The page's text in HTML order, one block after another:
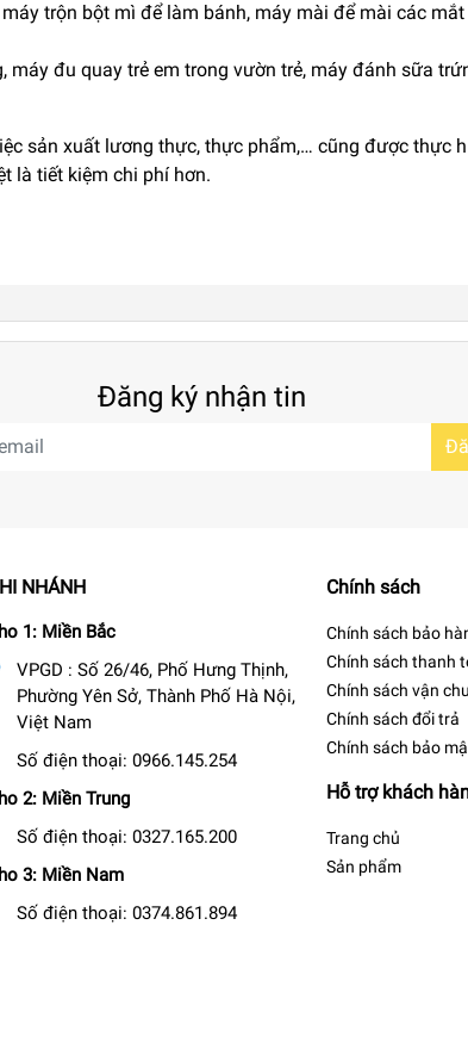
trộn bột mì để làm bánh, máy mài để mài các mắt
đu quay trẻ em trong vườn trẻ, máy đánh sữa
sản xuất lương thực, thực phẩm,… cũng được thực
là tiết kiệm chi phí hơn.
Đăng ký nhận tin
NHÁNH
1: Miền Bắc
VPGD : Số 26/46, Phố Hưng Thịnh,
Phường Yên Sở, Thành Phố Hà Nội,
Việt Nam
Số điện thoại: 0966.145.254
2: Miền Trung
Số điện thoại: 0327.165.200
3: Miền Nam
Số điện thoại: 0374.861.894
Chính sách
Chính sách bảo
Chính sách thanh
Chính sách vận
Chính sách đổi trả
Chính sách bảo
Hỗ trợ khách
Trang chủ
Sản phẩm